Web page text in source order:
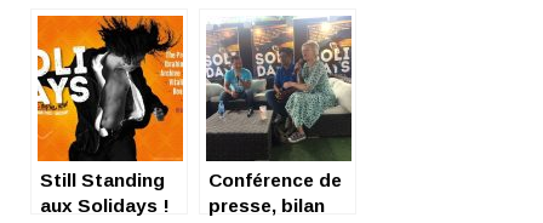
forces avec
« de sang
impur » EP 5
titres, et
interview du
groupe
Still Standing
aux Solidays !
Conférence de
presse, bilan